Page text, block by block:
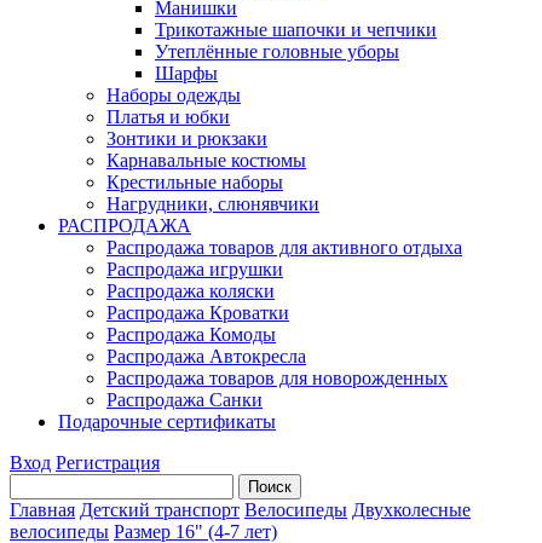
Манишки
Трикотажные шапочки и чепчики
Утеплённые головные уборы
Шарфы
Наборы одежды
Платья и юбки
Зонтики и рюкзаки
Карнавальные костюмы
Крестильные наборы
Нагрудники, слюнявчики
РАСПРОДАЖА
Распродажа товаров для активного отдыха
Распродажа игрушки
Распродажа коляски
Распродажа Кроватки
Распродажа Комоды
Распродажа Автокресла
Распродажа товаров для новорожденных
Распродажа Санки
Подарочные сертификаты
Вход Регистрация
Главная Детский транспорт Велосипеды Двухколесные
велосипеды Размер 16" (4-7 лет)